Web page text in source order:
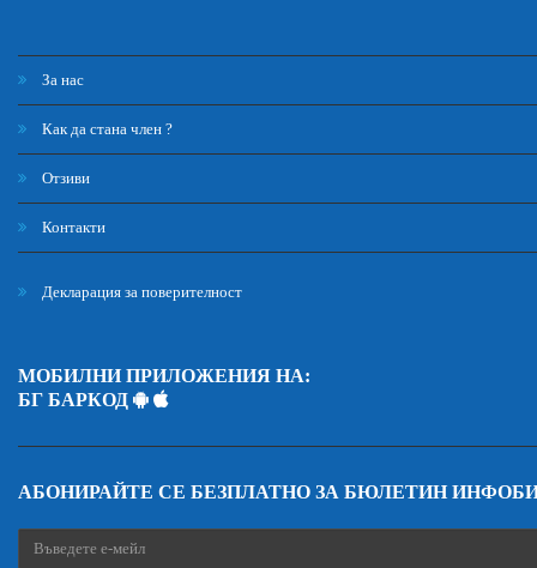
За нас
Как да стана член ?
Отзиви
Контакти
Декларация за поверителност
МОБИЛНИ ПРИЛОЖЕНИЯ НА:
БГ БАРКОД
АБОНИРАЙТЕ СЕ БЕЗПЛАТНО ЗА БЮЛЕТИН